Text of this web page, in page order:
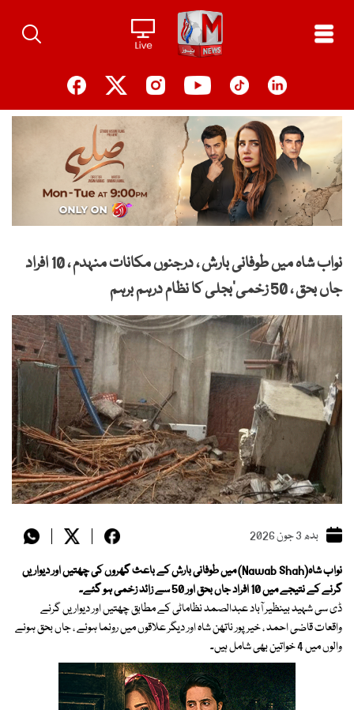
content
نواب شاہ میں طوفانی بارش ، درجنوں مکانات منہدم ، 10 افراد
جاں بحق ، 50 زخمی‘بجلی کا نظام درہم برہم
بدھ 3 جون 2026
نواب شاہ(Nawab Shah) میں طوفانی بارش کے باعث گھروں کی چھتیں اور دیواریں
گرنے کے نتیجے میں 10 افراد جاں بحق اور 50 سے زائد زخمی ہو گئے۔
ڈی سی شہید بینظیر آباد عبدالصمد نظاماٹی کے مطابق چھتیں اور دیواریں گرنے
واقعات قاضی احمد ، خیر پور ناتھن شاہ اور دیگر علاقوں میں رونما ہوئے ، جاں بحق ہونے
والوں میں 4 خواتین بھی شامل ہیں۔